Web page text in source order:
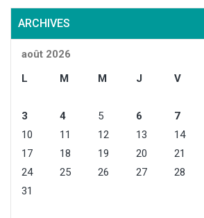
ARCHIVES
août 2026
L
M M J V
3
4 5 6 7
10
11 12 13 14
17
18 19 20 21
24
25 26 27 28
31